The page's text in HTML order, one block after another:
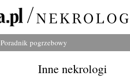
Poradnik pogrzebowy
Inne nekrologi